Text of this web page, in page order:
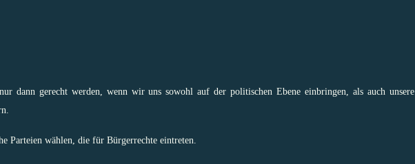
dann gerecht werden, wenn wir uns sowohl auf der politischen Ebene einbringen, als auch unsere
Parteien wählen, die für Bürgerrechte eintreten.